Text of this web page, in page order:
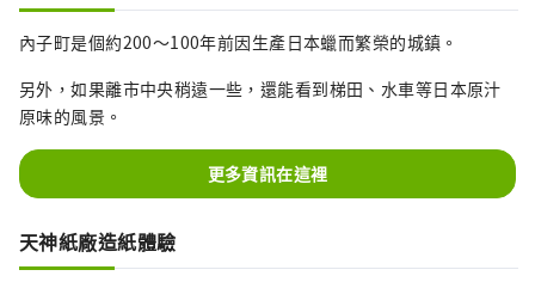
內子町是個約200～100年前因生產日本蠟而繁榮的城鎮。
另外，如果離市中央稍遠一些，還能看到梯田、水車等日本原汁
原味的風景。
更多資訊在這裡
天神紙廠造紙體驗